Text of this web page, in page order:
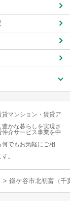
マンション・賃貸ア
かな暮らしを実現さ
介サービス事業を中
でもお気軽にご相
。
> 鎌ケ谷市北初富（千